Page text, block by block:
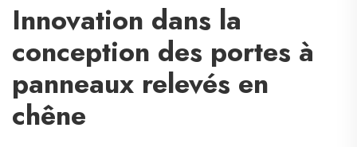
Innovation dans la
conception des portes à
panneaux relevés en
chêne